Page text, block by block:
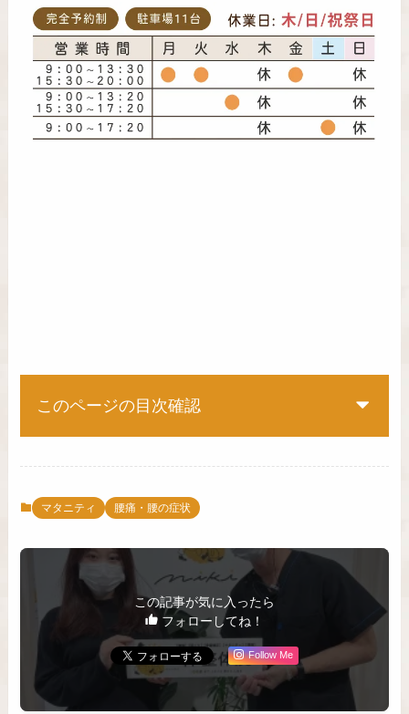
このページの目次確認
マタニティ 腰痛・腰の症状
この記事が気に入ったら
フォローしてね！
Follow Me